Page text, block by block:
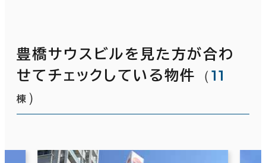
豊橋サウスビルを見た方が合わ
せてチェックしている物件
（11
棟 ）